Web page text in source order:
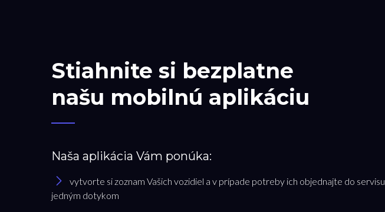
Stiahnite si bezplatne
našu mobilnú aplikáciu
Naša aplikácia Vám ponúka:
vytvorte si zoznam Vašich vozidiel a v prípade potreby ich objednajte do servisu
jedným dotykom